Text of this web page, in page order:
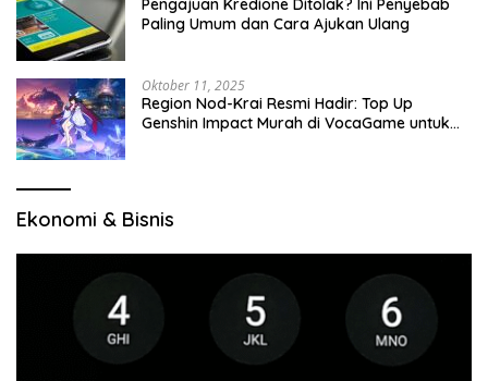
Pengajuan Kredione Ditolak? Ini Penyebab
Paling Umum dan Cara Ajukan Ulang
Oktober 11, 2025
Region Nod-Krai Resmi Hadir: Top Up
Genshin Impact Murah di VocaGame untuk
Ekonomi & Bisnis